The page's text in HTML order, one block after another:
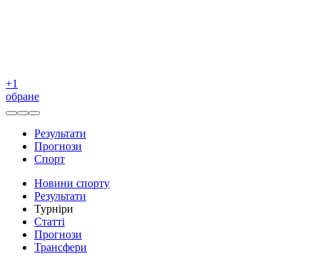
+1
обране
Результати
Прогнози
Спорт
Новини спорту
Результати
Турніри
Статті
Прогнози
Трансфери